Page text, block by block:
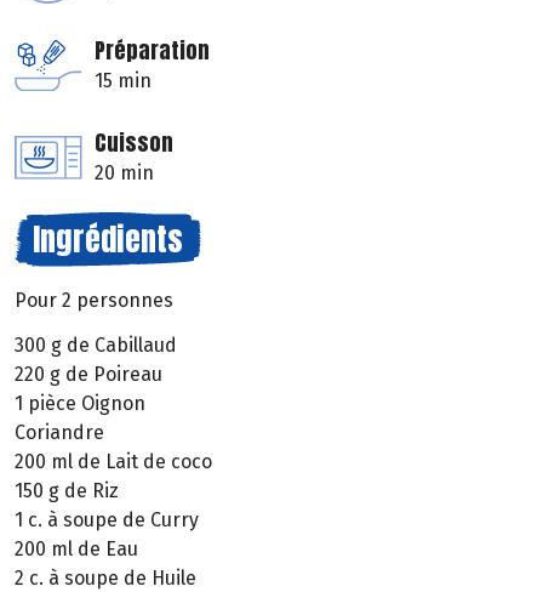
Préparation
15 min
Cuisson
20 min
Ingrédients
Pour 2 personnes
300 g de Cabillaud
220 g de Poireau
1 pièce Oignon
Coriandre
200 ml de Lait de coco
150 g de Riz
1 c. à soupe de Curry
200 ml de Eau
2 c. à soupe de Huile